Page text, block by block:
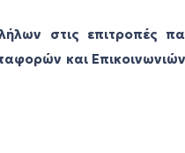
στις επιτροπές
και